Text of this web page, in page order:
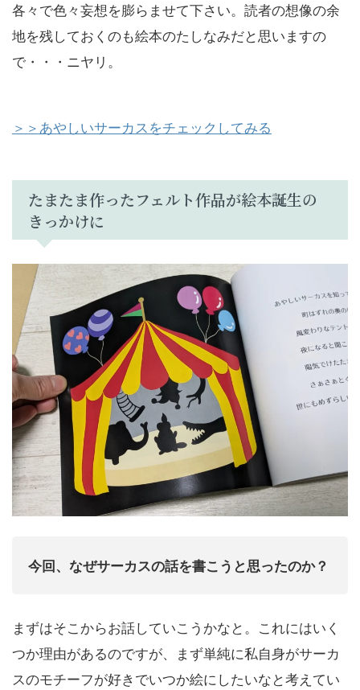
各々で色々妄想を膨らませて下さい。読者の想像の余
地を残しておくのも絵本のたしなみだと思いますの
で・・・ニヤリ。
＞＞あやしいサーカスをチェックしてみる
たまたま作ったフェルト作品が絵本誕生の
きっかけに
今回、なぜサーカスの話を書こうと思ったのか？
まずはそこからお話していこうかなと。これにはいく
つか理由があるのですが、まず単純に私自身がサーカ
スのモチーフが好きでいつか絵にしたいなと考えてい